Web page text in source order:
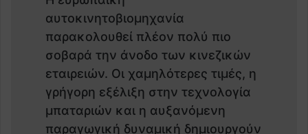
αυτοκινητοβιομηχανία
παρακολουθεί πλέον πολύ πιο
σοβαρά την άνοδο των κινεζικών
εταιρειών. Οι χαμηλότερες τιμές, η
γρήγορη εξέλιξη στην τεχνολογία
μπαταριών και η αυξανόμενη
παραγωγική δυναμική δημιουργούν